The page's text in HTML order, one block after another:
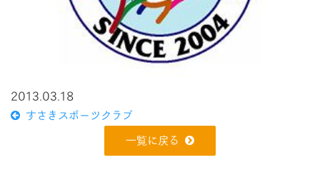
2013.03.18
すさきスポーツクラブ
一覧に戻る